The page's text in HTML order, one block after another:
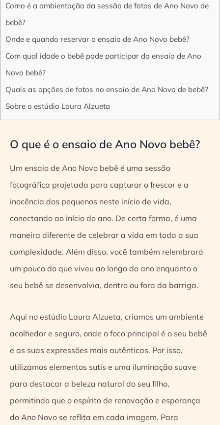
Como é a ambientação da sessão de fotos de Ano Novo de
bebê?
Onde e quando reservar o ensaio de Ano Novo bebê?
Com qual idade o bebê pode participar do ensaio de Ano
Novo bebê?
Quais as opções de fotos no ensaio de Ano Novo de bebê?
Sobre o estúdio Laura Alzueta
O que é o ensaio de Ano Novo bebê?
Um ensaio de Ano Novo bebê é uma sessão
fotográfica projetada para capturar o frescor e a
inocência dos pequenos neste início de vida,
conectando ao início do ano. De certa forma, é uma
maneira diferente de celebrar a vida em toda a sua
complexidade. Além disso, você também relembrará
um pouco do que viveu ao longo do ano enquanto o
seu bebê se desenvolvia, dentro ou fora da barriga.
Aqui no estúdio Laura Alzueta, criamos um ambiente
acolhedor e seguro, onde o foco principal é o seu bebê
e as suas expressões mais autênticas. Por isso,
utilizamos elementos sutis e uma iluminação suave
para destacar a beleza natural do seu filho,
permitindo que o espírito de renovação e esperança
do Ano Novo se reflita em cada imagem. Para